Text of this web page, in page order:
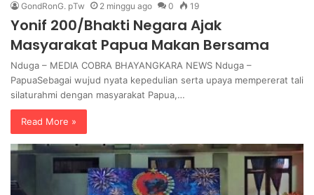
GondRonG. pTw 2 minggu ago 0 19
Yonif 200/Bhakti Negara Ajak
Masyarakat Papua Makan Bersama
Nduga – MEDIA COBRA BHAYANGKARA NEWS Nduga –
PapuaSebagai wujud nyata kepedulian serta upaya mempererat tali
silaturahmi dengan masyarakat Papua,…
Read More »